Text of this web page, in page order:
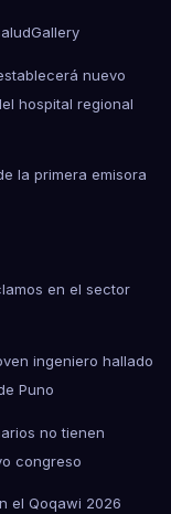
Gallery
nuevo
hospital regional
la primera emisora
en el sector
ingeniero hallado
Puno
no tienen
congreso
el Qoqawi 2026